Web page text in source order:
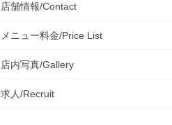
店舗情報/Contact
メニュー料金/Price List
店内写真/Gallery
求人/Recruit